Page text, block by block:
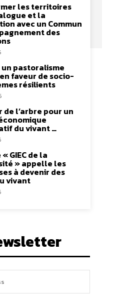
les territoires
et la
avec un Commun
des
pastoralisme
faveur de socio-
résilients
de l’arbre pour un
du vivant …
« GIEC de la
» appelle les
à devenir des
vivant